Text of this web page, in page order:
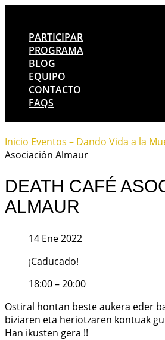
PARTICIPAR
PROGRAMA
BLOG
EQUIPO
CONTACTO
FAQS
Inicio Eventos – Dando Vida a la
Asociación Almaur
DEATH CAFÉ
ALMAUR
14 Ene 2022
¡Caducado!
18:00 – 20:00
Ostiral hontan beste aukera eder
biziaren eta heriotzaren kontuak
Han ikusten gera !!